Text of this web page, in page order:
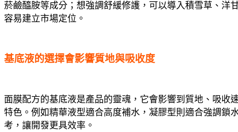
菸鹼醯胺等成分；想強調舒緩修護，可以導入積雪草、洋
容易建立市場定位。
基底液的選擇會影響質地與吸收度
面膜配方的基底液是產品的靈魂，它會影響到質地、吸收
特色。例如精華液型適合高度補水，凝膠型則適合強調鎖
考，讓開發更具效率。